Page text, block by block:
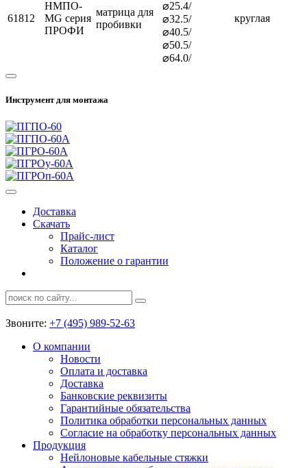
61812
НМПО-
MG серия
ПРОФИ
матрица для
пробивки
⌀25.4/
⌀32.5/
⌀40.5/
⌀50.5/
⌀64.0/
круглая
Инструмент для монтажа
Доставка
Скачать
Прайс-лист
Каталог
Положение о гарантии
Звоните: +7 (495) 989-52-63
О компании
Новости
Оплата и доставка
Доставка
Банковские реквизиты
Гарантийные обязательства
Политика обработки персональных данных
Согласие на обработку персональных данных
Продукция
Нейлоновые кабельные стяжки